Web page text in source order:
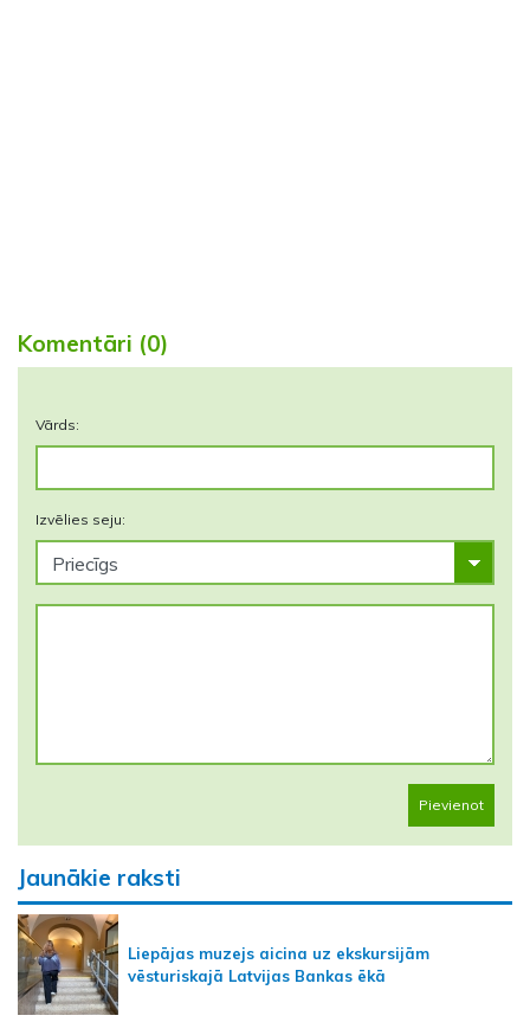
Komentāri (0)
Vārds:
Izvēlies seju:
Pievienot
Jaunākie raksti
Liepājas muzejs aicina uz ekskursijām
vēsturiskajā Latvijas Bankas ēkā